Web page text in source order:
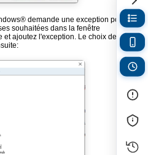
demande une exception pour le
souhaitées dans la fenêtre
ajoutez l'exception. Le choix de la